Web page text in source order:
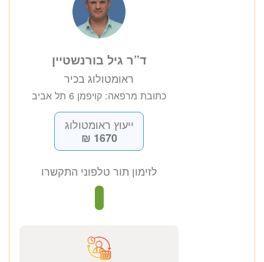
ד”ר גיל בורנשטיין
ראומטולוג בכיר
כתובת מרפאה: קויפמן 6 תל אביב
ייעוץ ראומטולוג
1670 ₪